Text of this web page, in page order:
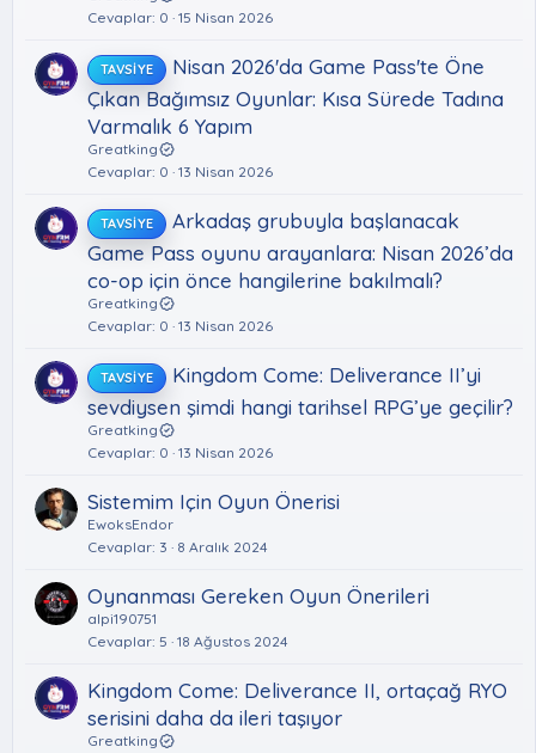
Cevaplar 0 15 Nisan 2026
TAVSIYE
Nisan 2026'da Game Pass'te Öne
Çıkan Bağımsız Oyunlar: Kısa Sürede Tadına
Varmalık 6 Yapım
Greatking
Cevaplar 0 13 Nisan 2026
TAVSIYE
Arkadaş grubuyla başlanacak
Game Pass oyunu arayanlara: Nisan 2026’da
co-op için önce hangilerine bakılmalı?
Greatking
Cevaplar 0 13 Nisan 2026
TAVSIYE
Kingdom Come: Deliverance II’yi
sevdiysen şimdi hangi tarihsel RPG’ye geçilir?
Greatking
Cevaplar 0 13 Nisan 2026
Sistemim Için Oyun Önerisi
EwoksEndor
Cevaplar 3 8 Aralık 2024
Oynanması Gereken Oyun Öneri̇leri̇
alpi190751
Cevaplar 5 18 Ağustos 2024
Kingdom Come: Deliverance II, ortaçağ RYO
serisini daha da ileri taşıyor
Greatking